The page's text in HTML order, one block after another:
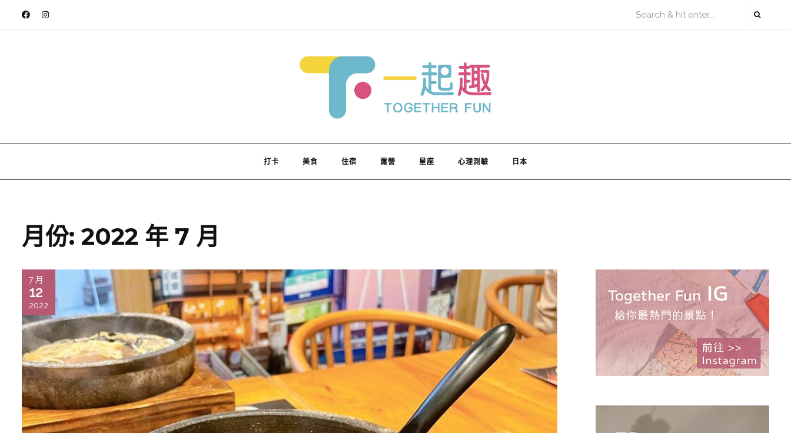
打卡 美食 住宿 露營 星座 心理測驗 日本
月份: 2022 年 7 月
7 月
12
2022